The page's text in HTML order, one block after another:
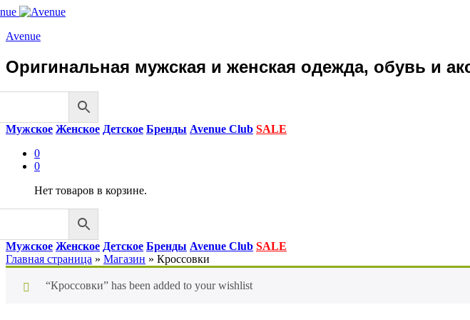
Avenue
Оригинальная мужская и женская одежда, обувь и
Мужское Женское Детское Бренды Avenue Club SALE
0
0
Нет товаров в корзине.
Мужское Женское Детское Бренды Avenue Club SALE
Главная страница » Магазин » Кроссовки
“Кроссовки” has been added to your wishlist